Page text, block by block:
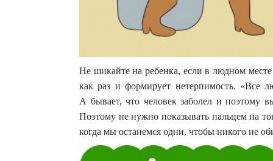
Не шикайте на ребенка, если в людном
как раз и формирует нетерпимость. «Все
А бывает, что человек заболел и поэтому
Поэтому не нужно показывать пальцем на
когда мы останемся одни, чтобы никого не